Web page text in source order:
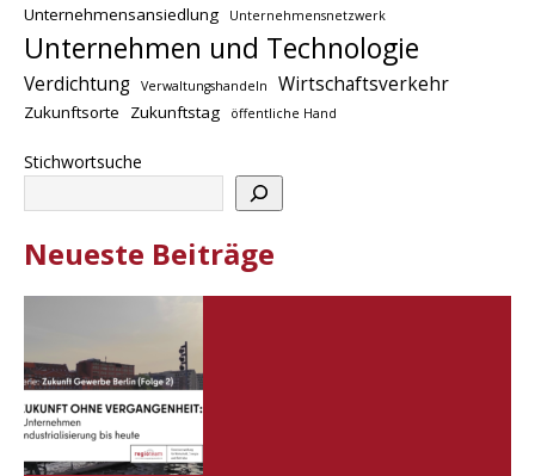
Unternehmensansiedlung Unternehmensnetzwerk
Unternehmen und Technologie
Verdichtung Verwaltungshandeln Wirtschaftsverkehr
Zukunftsorte Zukunftstag öffentliche Hand
Stichwortsuche
Neueste Beiträge